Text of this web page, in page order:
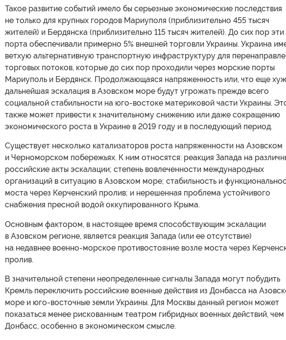
Такое развитие событий имело бы серьезные экономические последствия
не только для крупных городов Мариуполя (приблизительно 455 тысяч
жителей) и Бердянска (приблизительно 115 тысяч жителей). До сих пор эти
порта обеспечивали примерно 5% внешней торговли Украины. Украина
ветхую альтернативную транспортную инфраструктуру для
торговых потоков, которые до сих пор проходили через морские порты
Мариуполь и Бердянск. Продолжающаяся напряженность или, что еще
дальнейшая эскалация в Азовском море будут угрожать прежде всего
социальной стабильности на юго-востоке материковой части Украины.
также может привести к значительному снижению или даже сокращению
экономического роста в Украине в 2019 году и в последующий период.
Существует несколько катализаторов роста напряженности на Азовском
и Черноморском побережьях. К ним относятся: реакция Запада на
российские акты эскалации; степень вовлеченности международных
организаций в ситуацию в Азовском море; стабильность и
моста через Керченский пролив; и нерешенная проблема устойчивого
снабжения пресной водой оккупированного Крыма.
Основным фактором, в настоящее время способствующим эскалации
в Азовском регионе, является реакция Запада (или ее отсутствие)
на недавнее военно-морское противостояние возле моста через
пролив.
В значительной степени неопределенные сигналы Запада могут побудить
Кремль переключить российские военные действия из Донбасса на
море и юго-восточные земли Украины. Для Москвы данный регион может
показаться менее рискованным театром гибридных военных действий, чем
Донбасс, особенно в экономическом смысле.